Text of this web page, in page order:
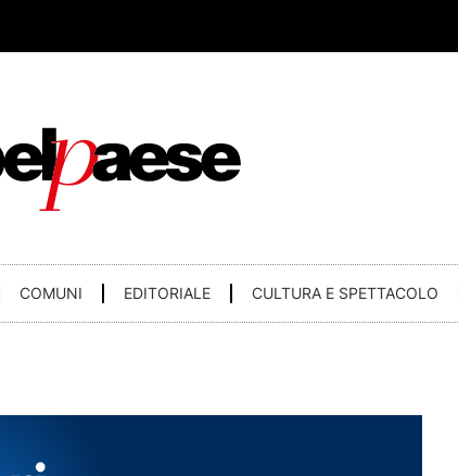
COMUNI EDITORIALE CULTURA E SPETTACOLO